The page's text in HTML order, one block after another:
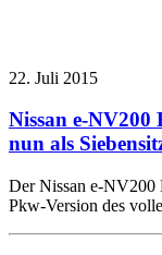
22. Juli 2015
Nissan e-
nun als
Der Nissan e-NV200
Pkw-Version des